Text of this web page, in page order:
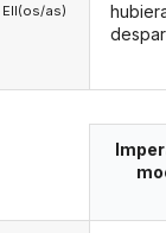
Ell(os/as)